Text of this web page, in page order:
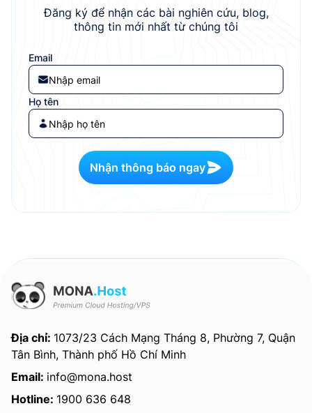
Đăng ký để nhận các bài nghiên cứu, blog,
thông tin mới nhất từ chúng tôi
Email
Họ tên
Nhận thông báo ngay
Địa chỉ: 1073/23 Cách Mạng Tháng 8, Phường 7, Quận
Tân Bình, Thành phố Hồ Chí Minh
Email: info@mona.host
Hotline: 1900 636 648